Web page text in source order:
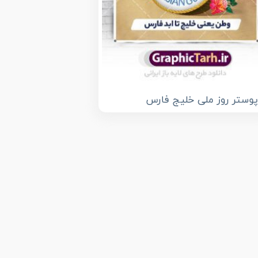
پوستر روز ملی خلیج فارس